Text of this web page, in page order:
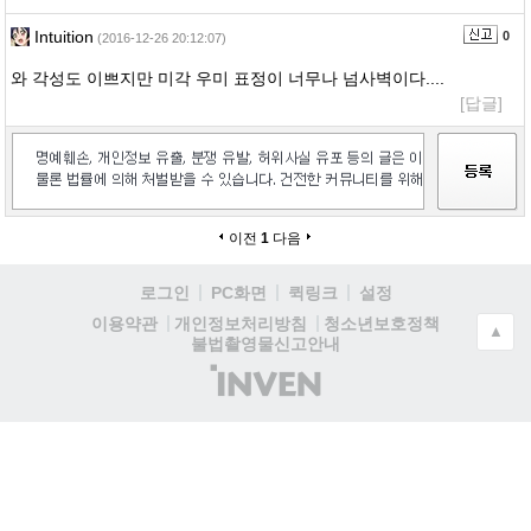
Intuition (2016-12-26 20:12:07) 0
와 각성도 이쁘지만 미각 우미 표정이 너무나 넘사벽이다....
[답글]
이전 1 다음
로그인 PC화면 퀵링크
설정
이용약관
개인정보처리방침
청소년보호정책
불법촬영물신고안내
(주)
인
▲